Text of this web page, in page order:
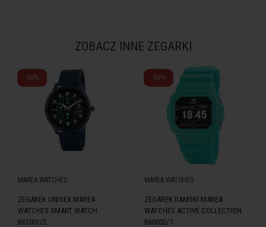
ZOBACZ INNE ZEGARKI
-50%
MAREA WATCHES
ZEGAREK UNISEX MAREA
WATCHES SMART WATCH
B61001/2
-50%
MAREA WATCHES
ZEGAREK DAMSKI MAREA
WATCHES ACTIVE COLLECTION
B60002/7